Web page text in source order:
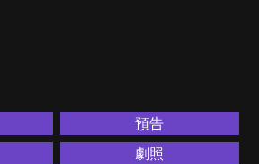
預告
劇照